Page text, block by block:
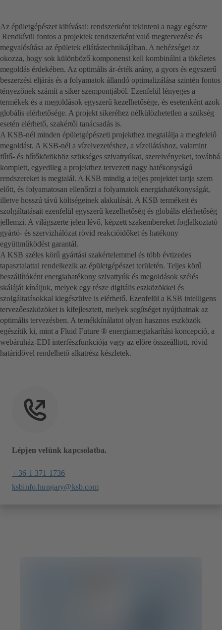
Az épületgépészet kihívásai: rendszerként tekinteni a nagy egészre
Rendkívül fontos a projektek rendszerként való megtervezése és
megvalósítása az épületek ellátástechnikájában. A nehézséget az
okozza, hogy sok különböző komponenst kell kombinálni a tökéletes
megoldás érdekében. Az optimális ár-érték arány, a gyors és egyszerű
beszerzési eljárás és a folyamatok állandó optimalizálása szintén fontos
tényezőnek számít a siker szempontjából. Ezenfelül lényeges a
termékek és a megoldások egyszerű kezelhetősége, és esetenként azok
globális elérhetősége. A projekt sikeréhez nélkülözhetetlen a szükség
esetén elérhető, szakértői tanácsadás is.
A KSB-nél minden épületgépészeti projekthez megtalálja a megfelelő
megoldást. A KSB-nél a vízelvezetéshez, a vízellátáshoz, valamint
fűtő- és hűtőkörökhöz szükséges szivattyúkat, szerelvényeket, továbbá
komplett, egyedileg a projekthez tervezett nagy hatékonyságú
rendszereket is megtalál. A KSB mindig a teljes projektet tartja szem
előtt, és folyamatosan ellenőrzi a folyamatok energiahatékonyságát,
illetve hosszú távú költségeinek alakulását. A KSB termékeit és
szolgáltatásait ezenfelül egyszerű kezelhetőség és globális elérhetőség
jellemzi. A világszerte jelen lévő, képzett szakembereket foglalkoztató
gyártó- és szervizhálózat rövid reakcióidőket és hatékony
együttműködést garantál.
A KSB széles körű gyártási szakértelemmel és több évtizedes
tapasztalattal rendelkezik az épületgépészet területén. Teljes körű
beszállítóként energiahatékony szivattyúk és megoldások szélés
skáláját kínáljuk, melyek egy része digitális eszközökkel és
szolgáltatásokkal kiegészülve is elérhető. Ezenfelül a KSB intelligens
tervezőeszközöket is kifejlesztett, melyek segítséget nyújthatnak az
optimális tervezésben. A temékkínálatot olyan hasznos eszközök
egészítik ki, mint a Fluid Future ® energiamegtakarítási koncepció, a
webáruház-EDI interfészfunkciója vagy az előre összeálltott, rövid
határidővel rendelhető alkatrész készletek.
Lépjen velünk kapcsolatba.
+ 36 1 371 1736
ksbinfo.hungary@ksb.com